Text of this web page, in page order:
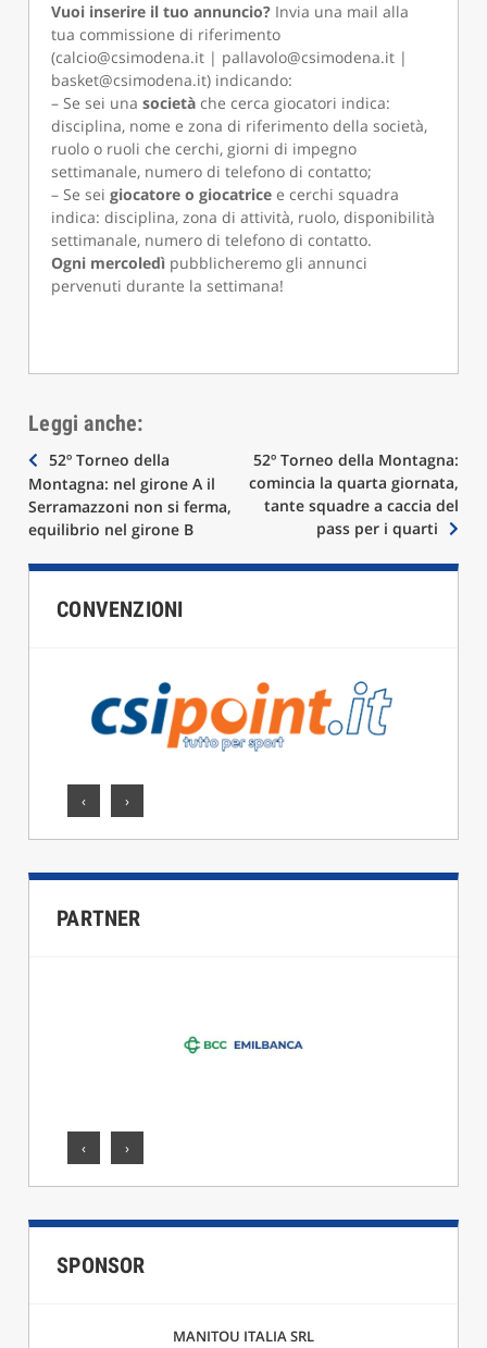
Vuoi inserire il tuo annuncio? Invia una mail alla
tua commissione di riferimento
(calcio@csimodena.it | pallavolo@csimodena.it |
basket@csimodena.it) indicando:
– Se sei unasocietàche cerca giocatori indica:
disciplina, nome e zona di riferimento della società,
ruolo o ruoli che cerchi, giorni di impegno
settimanale, numero di telefono di contatto;
– Se seigiocatore o giocatricee cerchi squadra
indica: disciplina, zona di attività, ruolo, disponibilità
settimanale, numero di telefono di contatto.
Ogni mercoledì pubblicheremo gli annunci
pervenuti durante la settimana!
Leggi anche:
Navigazione
articoli
52º Torneo della
Montagna: nel girone A il
Serramazzoni non si ferma,
equilibrio nel girone B
52º Torneo della Montagna:
comincia la quarta giornata,
tante squadre a caccia del
pass per i quarti
CONVENZIONI
‹ ›
PARTNER
‹ ›
SPONSOR
F.LLI CICCARELLI SRL